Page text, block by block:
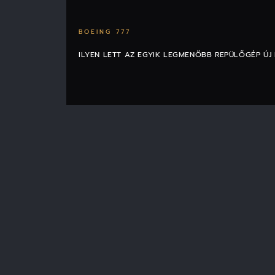
BOEING 777
ILYEN LETT AZ EGYIK LEGMENŐBB REPÜLŐGÉP ÚJ